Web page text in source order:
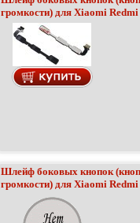
громкости) для Xiaomi
Шлейф боковых кнопок
громкости) для Xiaomi